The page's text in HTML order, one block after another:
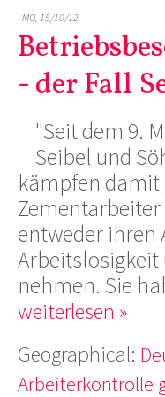
MO, 15/10/12
- der Fall
"Seit dem 9.
Seibel und
kämpfen damit
entweder ihren
Arbeitslosigkeit
nehmen. Sie
weiterlesen »
Geographical:
Arbeiterkontrolle